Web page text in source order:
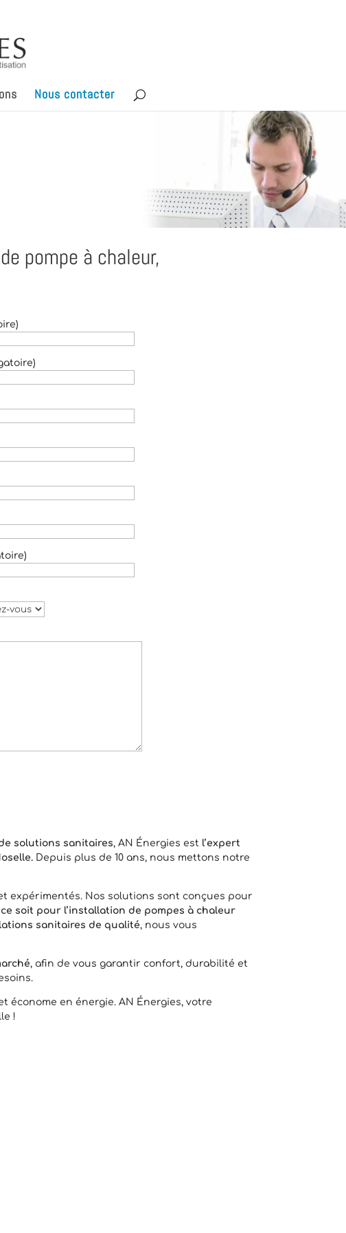
Nous contacter
pompe à chaleur,
solutions sanitaires, AN Énergies est l’expert
Depuis plus de 10 ans, nous mettons notre
expérimentés. Nos solutions sont conçues pour
soit pour l’installation de pompes à chaleur
sanitaires de qualité, nous vous
, afin de vous garantir confort, durabilité et
économe en énergie. AN Énergies, votre
!